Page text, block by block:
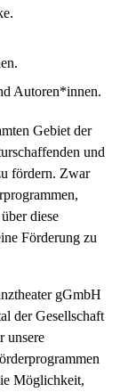
Autoren*innen.
Gebiet der
und
fördern. Zwar
diese
Förderung zu
gGmbH
der Gesellschaft
unsere
Möglichkeit,